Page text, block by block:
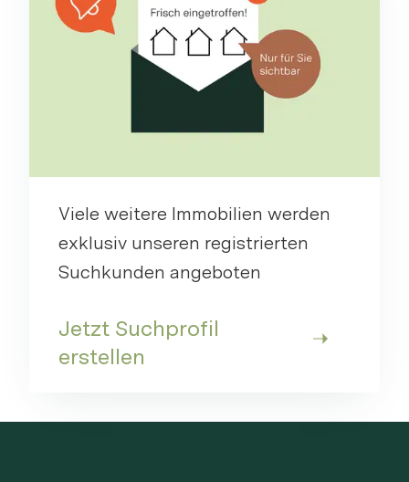
Anmelden
Viele weitere Immobilien werden
exklusiv unseren registrierten
Suchkunden angeboten
Jetzt Suchprofil
erstellen